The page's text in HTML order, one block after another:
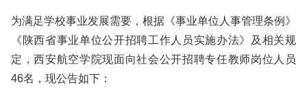
为满足学校事业发展需要，根据《事业单位人事管理条例》
《陕西省事业单位公开招聘工作人员实施办法》及相关规
定，西安航空学院现面向社会公开招聘专任教师岗位人员
46名，现公告如下：